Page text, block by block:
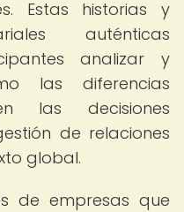
Estas historias y
auténticas
analizar y
las diferencias
las decisiones
de relaciones
global.
de empresas que